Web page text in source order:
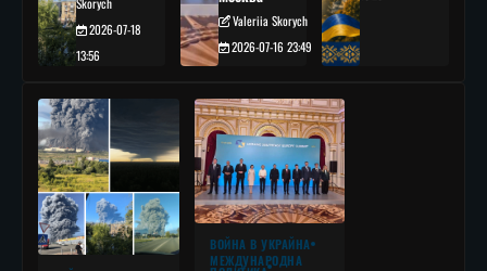
2026-07-18
13:56
Valeriia Skorych
2026-07-16 23:49
ВОЙНА В УКРАЙНА
МЕЖДУНАРОДНА